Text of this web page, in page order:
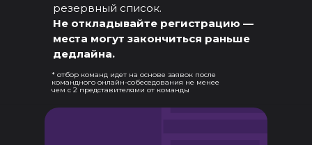
* отбор команд идет на основе заявок после
командного онлайн-собеседования не менее
чем с 2 представителями от команды
резервный список.
Не откладывайте регистрацию —
места могут закончиться раньше
дедлайна.